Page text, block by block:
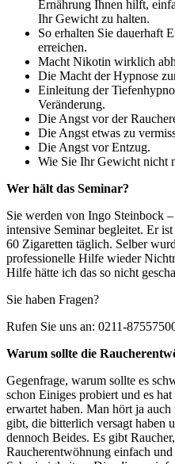
Ernährung Ihnen hilft,
Ihr Gewicht zu halten.
So erhalten Sie dauerhaft
erreichen.
Macht Nikotin wirklich
Die Macht der Hypnose
Einleitung der
Veränderung.
Die Angst vor der
Die Angst etwas zu
Die Angst vor Entzug.
Wie Sie Ihr Gewicht nicht
Wer hält das Seminar?
Sie werden von Ingo Steinbock
intensive Seminar begleitet. Er
60 Zigaretten täglich. Selber
professionelle Hilfe wieder
Hilfe hätte ich das so nicht
Sie haben Fragen?
Rufen Sie uns an: 0211-
Warum sollte die
Gegenfrage, warum sollte es
schon Einiges probiert und es
erwartet haben. Man hört ja
gibt, die bitterlich versagt haben
dennoch Beides. Es gibt
Raucherentwöhnung einfach